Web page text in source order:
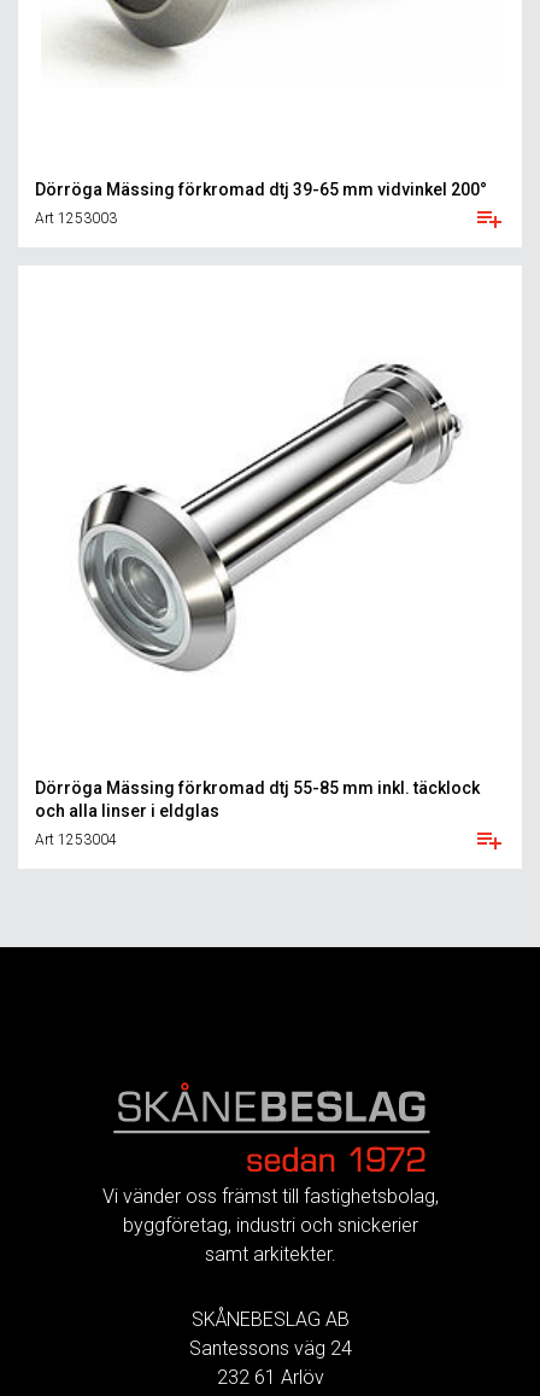
Dörröga Mässing förkromad dtj 39-65 mm vidvinkel 200°
Art 1253003
Dörröga Mässing förkromad dtj 55-85 mm inkl. täcklock
och alla linser i eldglas
Art 1253004
Vi vänder oss främst till fastighetsbolag,
byggföretag, industri och snickerier
samt arkitekter.
SKÅNEBESLAG AB
Santessons väg 24
232 61 Arlöv